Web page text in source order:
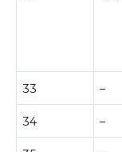
33 –
34 –